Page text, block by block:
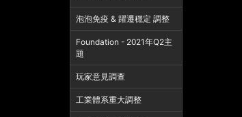
泡泡免疫 & 躍遷穩定 調整
Foundation - 2021年Q2主
題
玩家意見調查
工業體系重大調整